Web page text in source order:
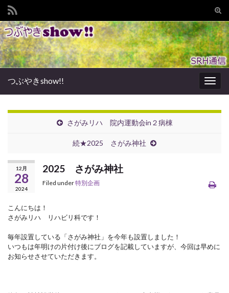
Search for:
つぶやきshow!!
さがみリハ 院内運動会in２病棟
続★2025 さがみ神社
12月
28
2024
2025 さがみ神社
Filed under特別企画
こんにちは！
さがみリハ リハビリ科です！
毎年設置している「さがみ神社」を今年も設置しました！
いつもは年明けの片付け後にブログを記載していますが、今回は早めに
お知らせさせていただきます。